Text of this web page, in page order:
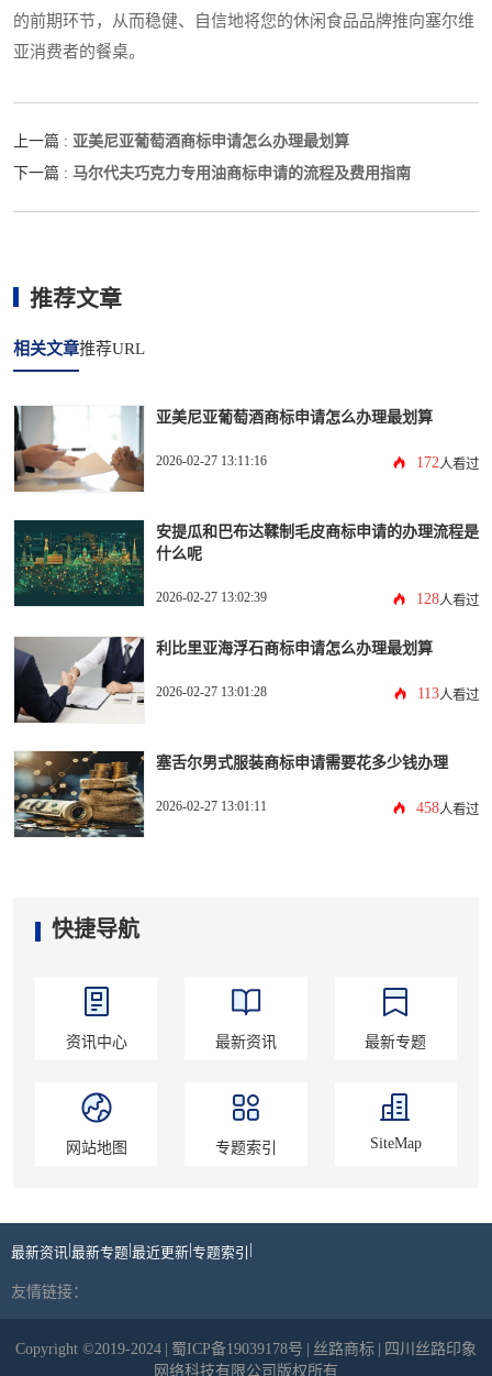
的前期环节，从而稳健、自信地将您的休闲食品品牌推向塞尔维
亚消费者的餐桌。
上一篇 : 亚美尼亚葡萄酒商标申请怎么办理最划算
下一篇 : 马尔代夫巧克力专用油商标申请的流程及费用指南
推荐文章
相关文章推荐URL
亚美尼亚葡萄酒商标申请怎么办理最划算
2026-02-27 13:11:16 172 人看过
安提瓜和巴布达鞣制毛皮商标申请的办理流程是
什么呢
2026-02-27 13:02:39 128人看过
利比里亚海浮石商标申请怎么办理最划算
2026-02-27 13:01:28 113人看过
塞舌尔男式服装商标申请需要花多少钱办理
2026-02-27 13:01:11 458人看过
快捷导航
资讯中心 最新资讯 最新专题
网站地图 专题索引 SiteMap
最新资讯 |最新专题|最近更新|专题索引 |
友情链接：
Copyright ©2019-2024 | 蜀ICP备19039178号 | 丝路商标 | 四川丝路印象
网络科技有限公司版权所有